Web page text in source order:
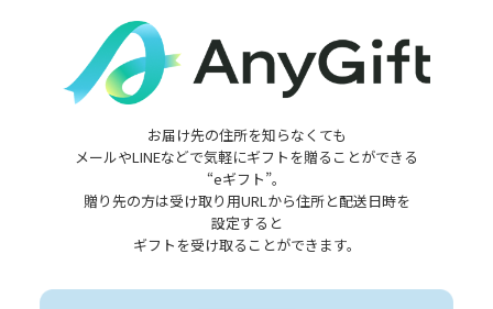
お届け先の住所を知らなくても
メールやLINEなどで気軽にギフトを贈ることができる
“eギフト”。
贈り先の方は受け取り用URLから住所と配送日時を
設定すると
ギフトを受け取ることができます。